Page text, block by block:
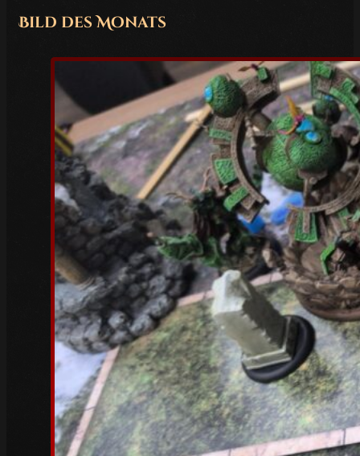
Mai 2024(2)
Februar 2024(1)
Januar 2024
Dezember 2023(1)
November 2023(1)
Oktober 2023(3)
Juli 2023(1)
Juni 2023 (1)
Mai 2023(5)
April 2023(3)
März 2023(6)
Februar 2023(4)
Januar 2023
(5)
Dezember 2022(4)
November 2022(4)
Oktober 2022(5)
Bild des Monats